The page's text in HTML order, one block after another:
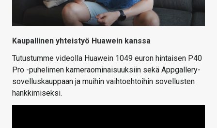
Kaupallinen yhteistyö Huawein kanssa
Tutustumme videolla Huawein 1049 euron hintaisen P40
Pro -puhelimen kameraominaisuuksiin sekä Appgallery-
sovelluskauppaan ja muihin vaihtoehtoihin sovellusten
hankkimiseksi.